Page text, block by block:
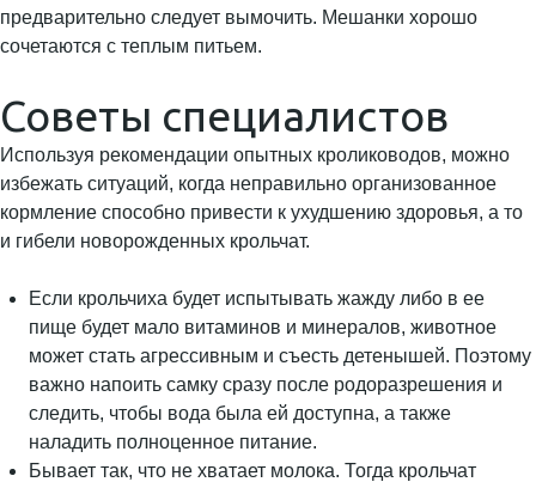
предварительно следует вымочить. Мешанки хорошо
сочетаются с теплым питьем.
Советы специалистов
Используя рекомендации опытных кролиководов, можно
избежать ситуаций, когда неправильно организованное
кормление способно привести к ухудшению здоровья, а то
и гибели новорожденных крольчат.
Если крольчиха будет испытывать жажду либо в ее
пище будет мало витаминов и минералов, животное
может стать агрессивным и съесть детенышей. Поэтому
важно напоить самку сразу после родоразрешения и
следить, чтобы вода была ей доступна, а также
наладить полноценное питание.
Бывает так, что не хватает молока. Тогда крольчат